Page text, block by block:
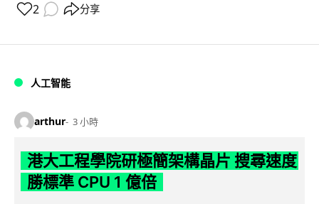
2 分享
人工智能
arthur 3 小時
港大工程學院研極簡架構晶片 搜尋速度
勝標準 CPU 1 億倍